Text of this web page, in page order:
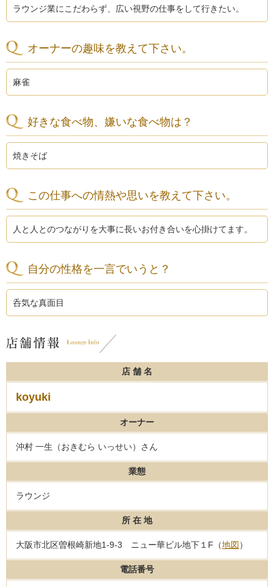
ラウンジ業にこだわらず、広い視野の仕事をして行きたい。
オーナーの趣味を教えて下さい。
麻雀
好きな食べ物、嫌いな食べ物は？
焼きそば
この仕事への情熱や思いを教えて下さい。
人と人とのつながりを大事に長いお付き合いを心掛けてます。
自分の性格を一言でいうと？
呑気な真面目
店 舗 名
koyuki
オーナー
沖村 一生（おきむら いっせい）さん
業態
ラウンジ
所 在 地
大阪市北区曽根崎新地1-9-3 ニュー華ビル地下１F（地図 ）
電話番号